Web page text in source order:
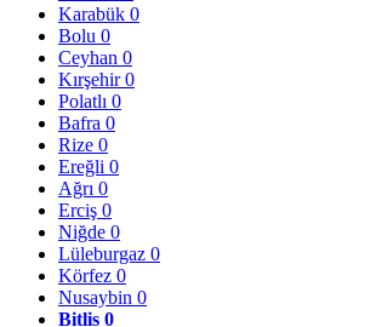
Karabük 0
Bolu 0
Ceyhan 0
Kırşehir0
Polatlı 0
Bafra 0
Rize 0
Ereğli 0
Ağrı 0
Erciş 0
Niğde 0
Lüleburgaz 0
Körfez 0
Nusaybin 0
Bitlis 0